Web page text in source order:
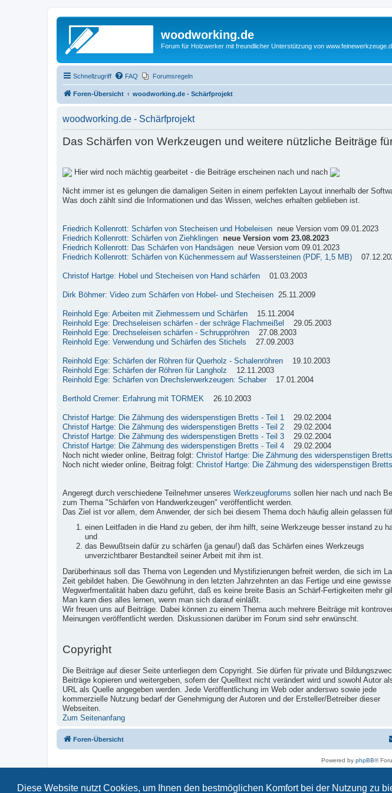
Diese Website nutzt Cookies, um Ihnen den bestmöglichen Komfort bei der Nutzung zu
woodworking.de
Forum für Holzwerker mit freundlicher Unterstützung von
Schnellzugriff FAQ Forumsregeln
Foren-Übersicht woodworking.de - Schärfprojekt
woodworking.de - Schärfprojekt
Das Schärfen von Werkzeugen und weitere nützliche Beiträge
Hier wird noch mächtig gearbeitet - die Beiträge erscheinen nach und nach
Nicht immer ist es gelungen die damaligen Seiten in einem perfekten Layout innerhalb der
Was doch zählt sind die Informationen und das Wissen, welches erhalten geblieben ist.
Friedrich Kollenrott: Schärfen von Stecheisen und Hobeleisen neue Version vom 09.01.2023
Friedrich Kollenrott: Schärfen von Ziehklingen
neue Version vom 23.08.2023
Friedrich Kollenrott: Das Schärfen von Handsägen neue Version vom 09.01.2023
Friedrich Kollenrott: Schärfen von Küchenmessern auf Wassersteinen (PDF, 1,5 MB)
Christof Hartge: Hobel und Stecheisen von Hand schärfen 01.03.2003
Dirk Böhmer: Video zum Schärfen von Hobel- und Stecheisen 25.11.2009
Reinhold Ege: Arbeiten mit Ziehmessern und Schärfen 15.11.2004
Reinhold Ege: Drechseleisen schärfen - der schräge Flachmeißel
29.05.2003
Reinhold Ege: Drechseleisen schärfen - Schruppröhren 27.08.2003
Reinhold Ege: Verwendung und Schärfen des Stichels 27.09.2003
Reinhold Ege: Schärfen der Röhren für Querholz - Schalenröhren 19.10.2003
Reinhold Ege: Schärfen der Röhren für Langholz 12.11.2003
Reinhold Ege: Schärfen von Drechslerwerkzeugen: Schaber 17.01.2004
Berthold Cremer: Erfahrung mit TORMEK 26.10.2003
Christof Hartge: Die Zähmung des widerspenstigen Bretts - Teil 1 29.02.2004
Christof Hartge: Die Zähmung des widerspenstigen Bretts - Teil 2 29.02.2004
Christof Hartge: Die Zähmung des widerspenstigen Bretts - Teil 3 29.02.2004
Christof Hartge: Die Zähmung des widerspenstigen Bretts - Teil 4 29.02.2004
Noch nicht wieder online, Beitrag folgt: Christof Hartge: Die Zähmung des widerspenstigen
Noch nicht wieder online, Beitrag folgt: Christof Hartge: Die Zähmung des widerspenstigen
Angeregt durch verschiedene Teilnehmer unseres Werkzeugforums sollen hier nach und nach
zum Thema "Schärfen von Handwerkzeugen" veröffentlicht werden.
Das Ziel ist vor allem, dem Anwender, der sich bei diesem Thema doch häufig allein gelassen
einen Leitfaden in die Hand zu geben, der ihm hilft, seine Werkzeuge besser instand zu
und
das Bewußtsein dafür zu schärfen (ja genau!) daß das Schärfen eines Werkzeugs
unverzichtbarer Bestandteil seiner Arbeit mit ihm ist.
Darüberhinaus soll das Thema von Legenden und Mystifizierungen befreit werden, die sich im
Zeit gebildet haben. Die Gewöhnung in den letzten Jahrzehnten an das Fertige und eine gewisse
Wegwerfmentalität haben dazu geführt, daß es keine breite Basis an Schärf-Fertigkeiten mehr
Man kann dies alles lernen, wenn man sich darauf einläßt.
Wir freuen uns auf Beiträge. Dabei können zu einem Thema auch mehrere Beiträge mit
Meinungen veröffentlicht werden. Diskussionen darüber im Forum sind sehr erwünscht.
Copyright
Die Beiträge auf dieser Seite unterliegen dem Copyright. Sie dürfen für private und
Beiträge kopieren und weitergeben, sofern der Quelltext nicht verändert wird und sowohl Autor
URL als Quelle angegeben werden. Jede Veröffentlichung im Web oder anderswo sowie jede
kommerzielle Nutzung bedarf der Genehmigung der Autoren und der Ersteller/Betreiber dieser
Webseiten.
Zum Seitenanfang
Foren-Übersicht
Powered by phpBB®